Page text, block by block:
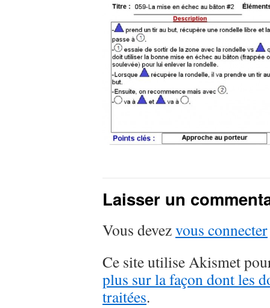
Laisser un
Vous devezvous connecter
Ce site utilise Akismet
plus sur la façon dont les
traitées.